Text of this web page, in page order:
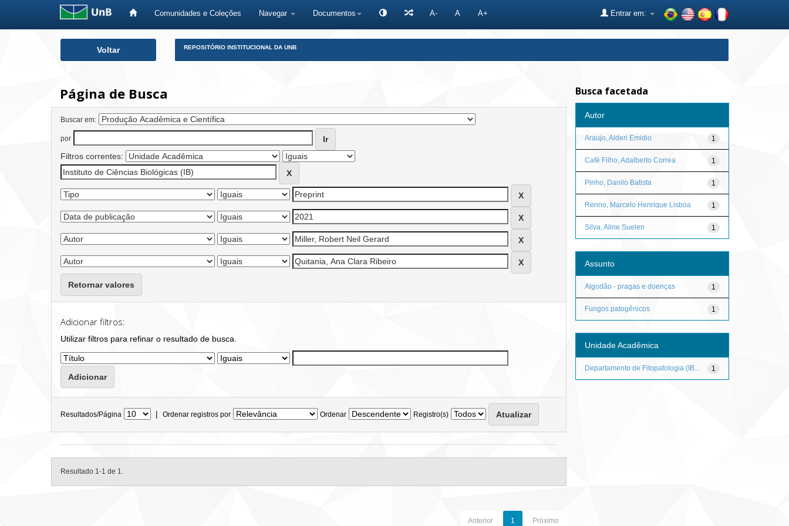
Comunidades e Coleções Navegar Documentos A- A A+ Entrar em:
Voltar REPOSITÓRIO INSTITUCIONAL DA UNB
Página de Busca
Buscar em:
por
Filtros correntes:
Retornar valores
Adicionar filtros:
Utilizar filtros para refinar o resultado de busca.
Resultados/Página | Ordenar registros por Ordenar Registro(s)
Resultado 1-1 de 1.
Anterior 1 Próximo
Busca facetada
Autor
1
Araujo, Alderi Emidio
1
Café Filho, Adalberto Correa
1
Pinho, Danilo Batista
1
Renno, Marcelo Henrique Lisboa
1
Silva, Aline Suelen
Assunto
1
Algodão - pragas e doenças
1
Fungos patogênicos
Unidade Acadêmica
1
Departamento de Fitopatologia (IB...